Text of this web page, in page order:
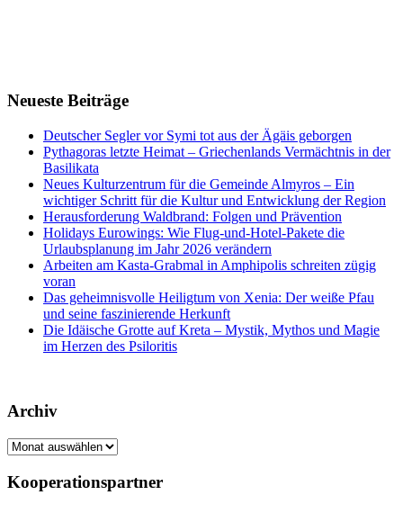
Neueste Beiträge
Deutscher Segler vor Symi tot aus der Ägäis geborgen
Pythagoras letzte Heimat – Griechenlands Vermächtnis in der
Basilikata
Neues Kulturzentrum für die Gemeinde Almyros – Ein
wichtiger Schritt für die Kultur und Entwicklung der Region
Herausforderung Waldbrand: Folgen und Prävention
Holidays Eurowings: Wie Flug-und-Hotel-Pakete die
Urlaubsplanung im Jahr 2026 verändern
Arbeiten am Kasta-Grabmal in Amphipolis schreiten zügig
voran
Das geheimnisvolle Heiligtum von Xenia: Der weiße Pfau
und seine faszinierende Herkunft
Die Idäische Grotte auf Kreta – Mystik, Mythos und Magie
im Herzen des Psiloritis
Archiv
Archiv
Kooperationspartner